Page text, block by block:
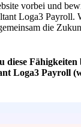
vorbei und
Loga3 Payroll.
die
diese
Loga3 Payroll